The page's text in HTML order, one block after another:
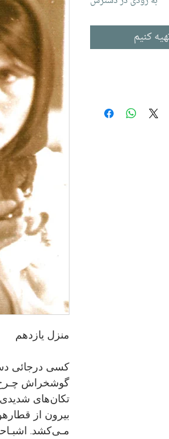
منزل یازدهم
کسی درجائی
گوشخراش
تکان‌های
بیرون از
مـی‌کشد.
کنیم